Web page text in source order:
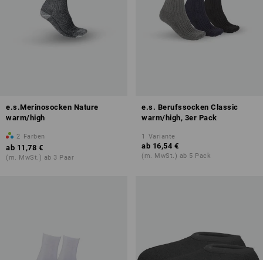
e.s.Merinosocken Nature
warm/high
2 Farben
ab 11,78 €
(m. MwSt.) ab 3 Paar
e.s. Berufssocken Classic
warm/high, 3er Pack
1 Variante
ab 16,54 €
(m. MwSt.) ab 5 Pack